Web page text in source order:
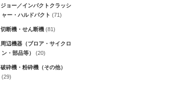
ジョー／インパクトクラッシ
ャー・ハルドパクト (71)
切断機・せん断機(81)
周辺機器（ブロア・サイクロ
ン・部品等）
(20)
破砕機・粉砕機（その他）
(29)